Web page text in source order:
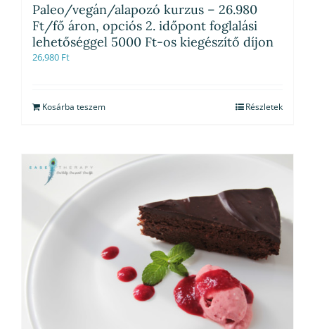
Paleo/vegán/alapozó kurzus – 26.980
Ft/fő áron, opciós 2. időpont foglalási
lehetőséggel 5000 Ft-os kiegészítő díjon
26,980 Ft
Kosárba teszem Részletek